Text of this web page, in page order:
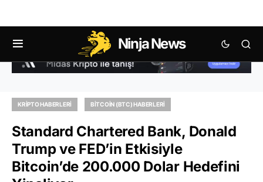
Ninja News
KRIPTO HABERLERI BITCOIN (BTC) HABERLERI
Standard Chartered Bank, Donald
Trump ve FED’in Etkisiyle
Bitcoin’de 200.000 Dolar Hedefini